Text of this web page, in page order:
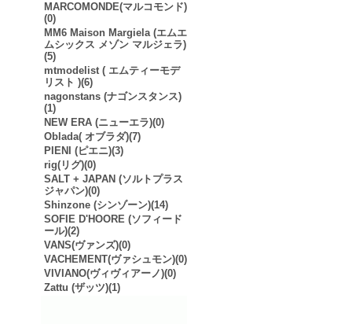
MARCOMONDE(マルコモンド)
(0)
MM6 Maison Margiela (エムエ
ムシックス メゾン マルジェラ)
(5)
mtmodelist ( エムティーモデ
リスト )(6)
nagonstans (ナゴンスタンス)
(1)
NEW ERA (ニューエラ)(0)
Oblada( オブラダ)(7)
PIENI (ピエニ)(3)
rig(リグ)(0)
SALT + JAPAN (ソルトプラス
ジャパン)(0)
Shinzone (シンゾーン)(14)
SOFIE D'HOORE (ソフィード
ール)(2)
VANS(ヴァンズ)(0)
VACHEMENT(ヴァシュモン)(0)
VIVIANO(ヴィヴィアーノ)(0)
Zattu (ザッツ)(1)